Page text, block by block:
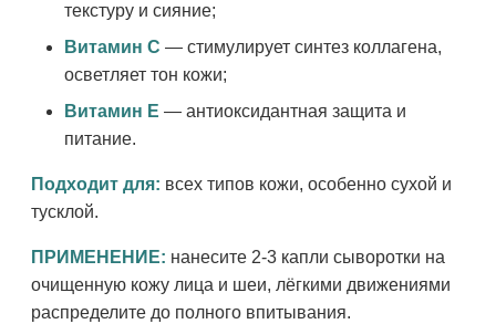
текстуру и сияние;
Витамин С — стимулирует синтез коллагена,
осветляет тон кожи;
Витамин Е — антиоксидантная защита и
питание.
Подходит для: всех типов кожи, особенно сухой и
тусклой.
ПРИМЕНЕНИЕ: нанесите 2-3 капли сыворотки на
очищенную кожу лица и шеи, лёгкими движениями
распределите до полного впитывания.